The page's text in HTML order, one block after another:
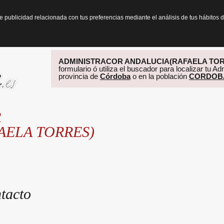
ADMINISTRACOR ANDALUCIA(RAFAELA
formulario ó utiliza el buscador para localizar tu
provincia de Córdobao en la población
TORRES)
relacionada con tus preferencias mediante el análisis de tus